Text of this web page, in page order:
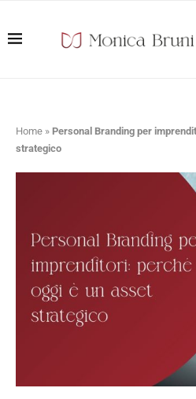
Home » Personal Branding per
strategico